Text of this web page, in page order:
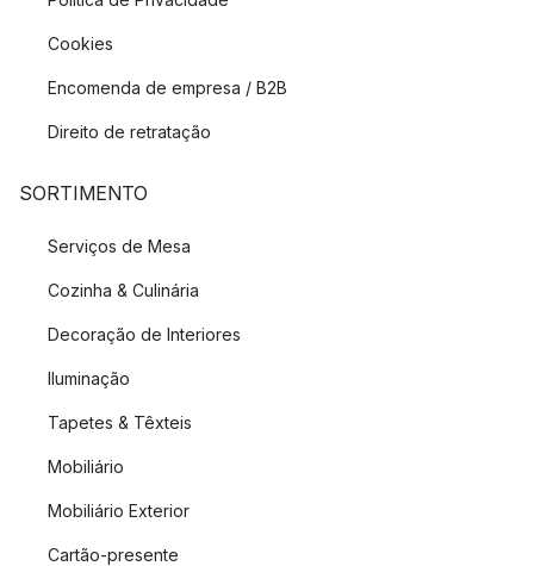
Cookies
Encomenda de empresa / B2B
Direito de retratação
SORTIMENTO
Serviços de Mesa
Cozinha & Culinária
Decoração de Interiores
Iluminação
Tapetes & Têxteis
Mobiliário
Mobiliário Exterior
Cartão-presente